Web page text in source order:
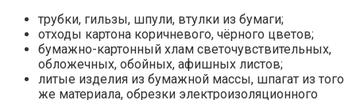
трубки, гильзы, шпули, втулки из бумаги;
отходы картона коричневого, чёрного цветов;
бумажно-картонный хлам светочувствительных,
обложечных, обойных, афишных листов;
литые изделия из бумажной массы, шпагат из того
же материала, обрезки электроизоляционного